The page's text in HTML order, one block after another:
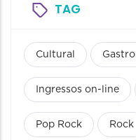
TAG
Cultural
Ingressos on-line
Pop Rock Rock